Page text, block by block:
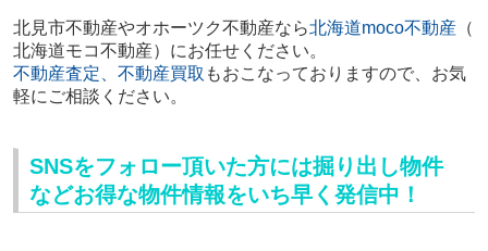
北見市不動産やオホーツク不動産なら北海道moco不動産（
北海道モコ不動産）にお任せください。
不動産査定、不動産買取 もおこなっておりますので、 お気
軽にご相談ください。
SNSをフォロー頂いた方には掘り出し物件
などお得な物件情報をいち早く発信中！